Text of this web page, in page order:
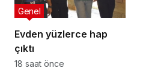
Evden yüzlerce hap
çıktı
Genel
18 saat önce